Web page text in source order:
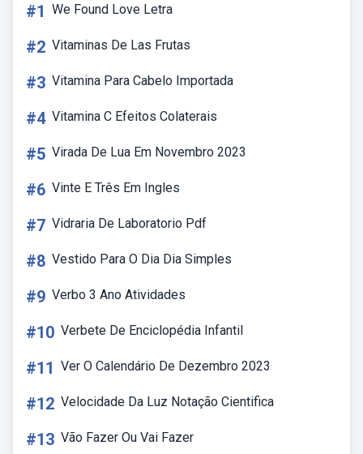
#1 We Found Love Letra
#2 Vitaminas De Las Frutas
#3 Vitamina Para Cabelo Importada
#4 Vitamina C Efeitos Colaterais
#5 Virada De Lua Em Novembro 2023
#6 Vinte E Três Em Ingles
#7 Vidraria De Laboratorio Pdf
#8 Vestido Para O Dia Dia Simples
#9 Verbo 3 Ano Atividades
#10 Verbete De Enciclopédia Infantil
#11 Ver O Calendário De Dezembro 2023
#12 Velocidade Da Luz Notação Cientifica
#13 Vão Fazer Ou Vai Fazer